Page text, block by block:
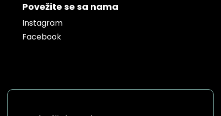
Povežite se sa nama
Instagram
Facebook